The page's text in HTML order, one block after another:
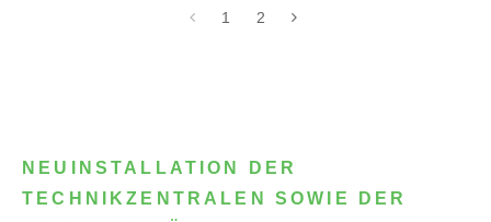
1 2
NEUINSTALLATION DER
TECHNIKZENTRALEN SOWIE DER